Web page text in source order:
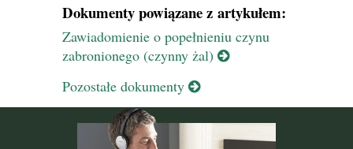
Dokumenty powiązane z artykułem:
Zawiadomienie o popełnieniu czynu
zabronionego (czynny żal)
Pozostałe dokumenty